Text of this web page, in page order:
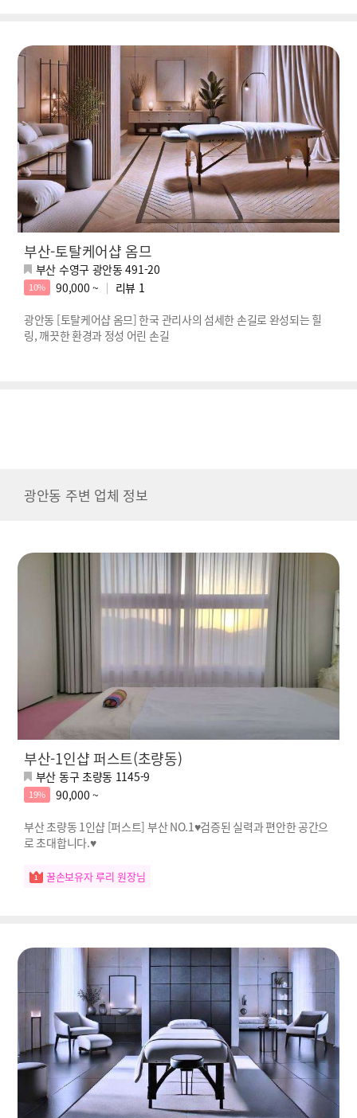
부산-토탈케어샵 옴므
부산 수영구 광안동 491-20
10% 90,000 ~ 리뷰 1
광안동 [토탈케어샵 옴므] 한국 관리사의 섬세한 손길로 완성되는 힐
링, 깨끗한 환경과 정성 어린 손길
광안동 주변 업체 정보
부산-1인샵 퍼스트(초량동)
부산 동구 초량동 1145-9
19%
90,000 ~
부산 초량동 1인샵 [퍼스트] 부산 NO.1♥검증된 실력과 편안한 공간으
로 초대합니다.♥
꿀손보유자 루리 원장님